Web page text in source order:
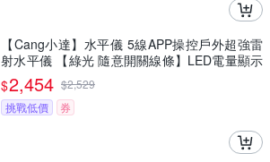
【Cang小達】水平儀 5線APP操控戶外超強雷
射水平儀 【綠光 隨意開關線條】LED電量顯示
自動調平打斜線
$2,454 $2,529
挑戰低價
券